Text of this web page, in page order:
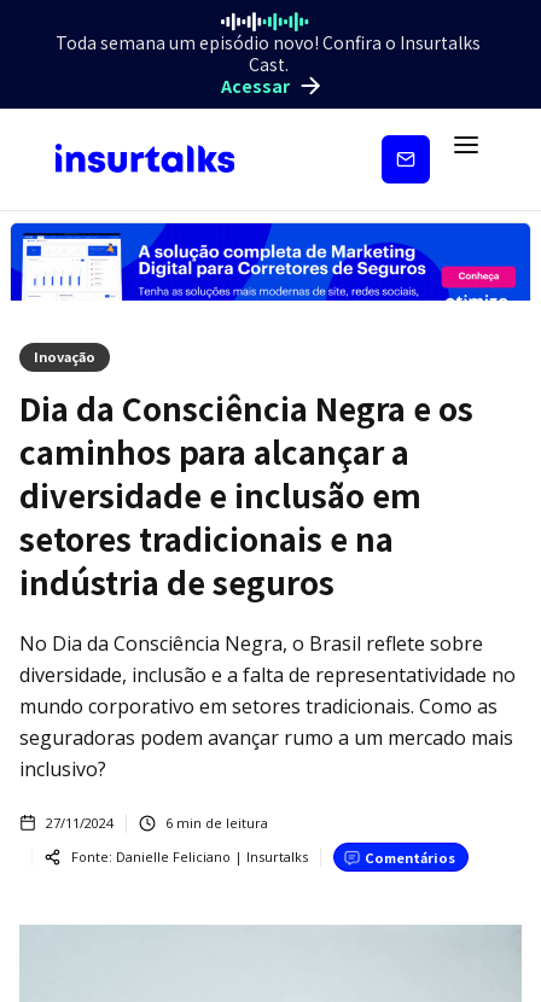
Toda semana um episódio novo! Confira o Insurtalks
Cast.
Acessar
Inscreva-
Inovação
Dia da Consciência Negra e os
caminhos para alcançar a
diversidade e inclusão em
setores tradicionais e na
indústria de seguros
No Dia da Consciência Negra, o Brasil reflete sobre
diversidade, inclusão e a falta de representatividade no
mundo corporativo em setores tradicionais. Como as
seguradoras podem avançar rumo a um mercado mais
inclusivo?
27/11/2024 6 min de leitura
Fonte: Danielle Feliciano | Insurtalks Comentários